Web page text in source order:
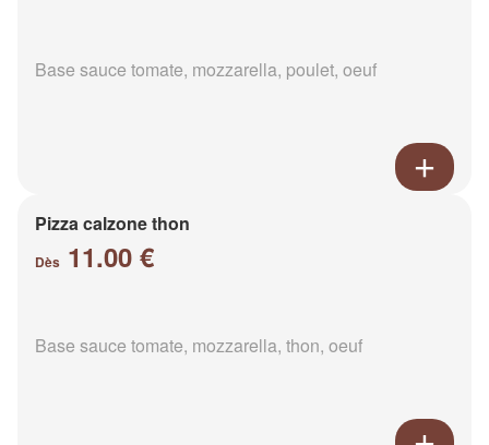
Base sauce tomate, mozzarella, poulet, oeuf
Pizza calzone thon
Dès 11.00 €
Base sauce tomate, mozzarella, thon, oeuf